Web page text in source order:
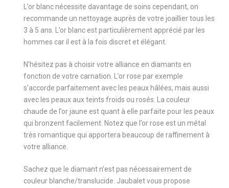
L’or blanc nécessite davantage de soins cependant, on
recommande un nettoyage auprès de votre joaillier tous les
3 à 5 ans. L’or blanc est particulièrement apprécié par les
hommes car il est à la fois discret et élégant.
N’hésitez pas à choisir votre alliance en diamants en
fonction de votre carnation. L’or rose par exemple
s’accorde parfaitement avec les peaux hâlées, mais aussi
avec les peaux aux teints froids ou rosés. La couleur
chaude de l’or jaune est quant à elle parfaite pour les peaux
qui bronzent facilement. Notez que l’or rose est un métal
très romantique qui apportera beaucoup de raffinement à
votre alliance.
Sachez que le diamant n’est pas nécessairement de
couleur blanche/translucide. Jaubalet vous propose